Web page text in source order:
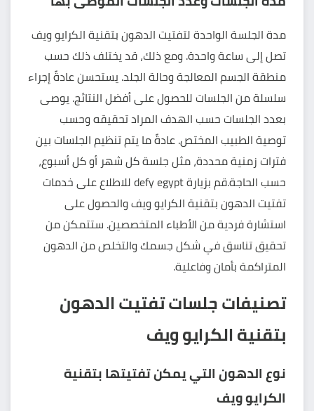
مدة الجلسة الواحدة لتفتيت الدهون بتقنية الكرايو ويف
تصل إلى ساعة واحدة. ومع ذلك، قد يختلف ذلك حسب
منطقة الجسم المعالجة وحالة الجلد. يستحسن عادةً إجراء
سلسلة من الجلسات للحصول على أفضل النتائج. يوصى
بعدد الجلسات حسب الهدف المراد تحقيقه وحسب
توصية الطبيب المختص. عادةً ما يتم تنظيم الجلسات بين
فترات زمنية محددة، مثل جلسة كل شهر أو كل أسبوع،
حسب الحاجة.قم بزيارة defy egypt للاطلاع على خدمات
تفتيت الدهون بتقنية الكرايو ويف والحصول على
استشارة فردية من الأطباء المتخصصين. ستتمكن من
تحقيق تناسق في شكل جسمك والتخلص من الدهون
المتراكمة بأمان وفاعلية.
تصنيفات جلسات تفتيت الدهون
بتقنية الكرايو ويف
نوع الدهون التي يمكن تفتيتها بتقنية
الكرايو ويف